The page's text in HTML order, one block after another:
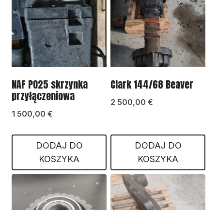
NAF PO25 skrzynka
przyłączeniowa
1 500,00 €
DODAJ DO
KOSZYKA
Clark 144/68 Beaver
2 500,00 €
DODAJ DO
KOSZYKA